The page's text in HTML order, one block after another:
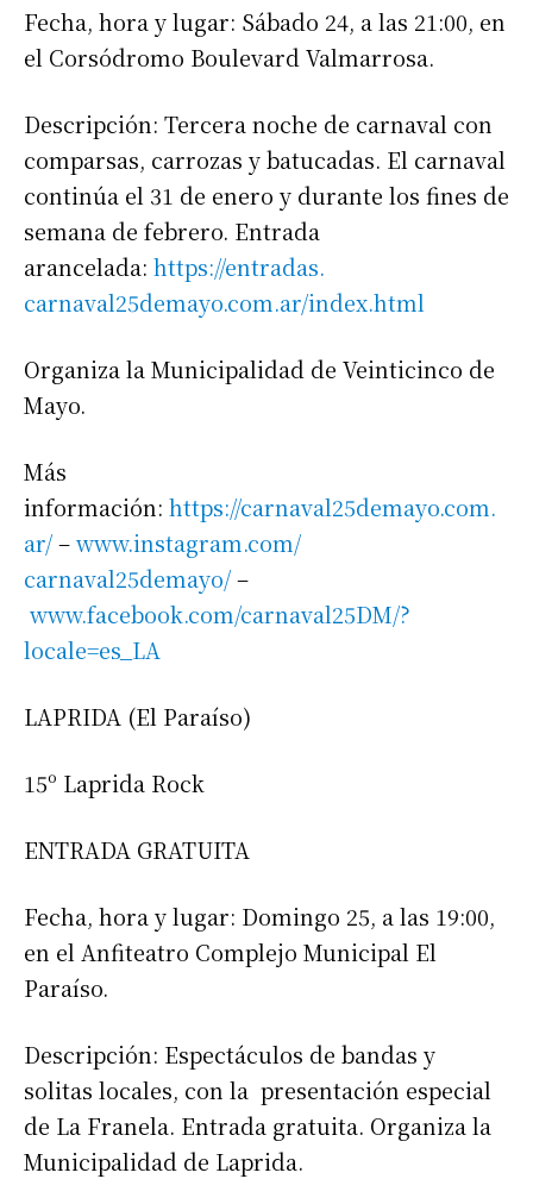
Fecha, hora y lugar: Sábado 24, a las 21:00, en
el Corsódromo Boulevard Valmarrosa.
Descripción: Tercera noche de carnaval con
comparsas, carrozas y batucadas. El carnaval
continúa el 31 de enero y durante los fines de
semana de febrero. Entrada
arancelada: https://entradas.
carnaval25demayo.com.ar/index.html
Organiza la Municipalidad de Veinticinco de
Mayo.
Más
información: https://carnaval25demayo.com.
ar/–www.instagram.com/
carnaval25demayo/–
www.facebook.com/carnaval25DM/?
locale=es_LA
LAPRIDA (El Paraíso)
15º Laprida Rock
ENTRADA GRATUITA
Fecha, hora y lugar: Domingo 25, a las 19:00,
en el Anfiteatro Complejo Municipal El
Paraíso.
Descripción: Espectáculos de bandas y
solitas locales, con la presentación especial
de La Franela. Entrada gratuita. Organiza la
Municipalidad de Laprida.